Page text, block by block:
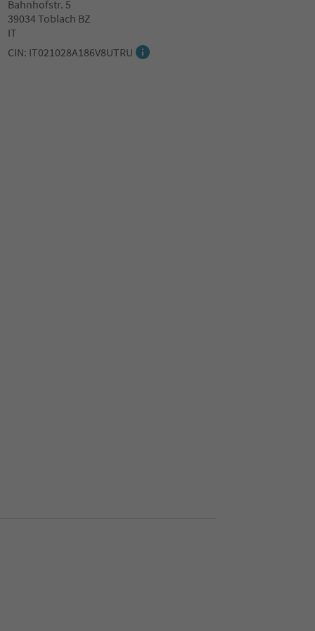
Bahnhofstr. 5
39034 Toblach BZ
IT
CIN: IT021028A186V8UTRU